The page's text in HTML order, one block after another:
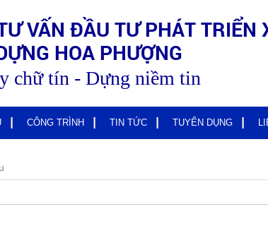
VẤN ĐẦU TƯ PHÁT TRIỂN
HOA PHƯỢNG
chữ tín - Dựng niềm tin
CÔNG TRÌNH TIN TỨC TUYỂN DỤNG